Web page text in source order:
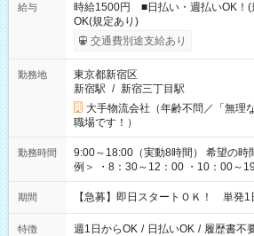
給与
時給1500円 ■日払い・週払いOK！
OK(規定あり)
交通費別途支給あり
勤務地
東京都新宿区
新宿駅 / 新宿三丁目駅
大手物流会社（年齢不問／「無理
職場です！）
勤務時間
9:00～18:00（実動8時間） 希望の時間帯を選べます！ ＜シフト
例＞ ・8：30～12：00 ・10：00～
・13：00～22：00 ・22：00～翌6
期間 【急募】即日スタートＯＫ！ 単発1
特徴 週1日からOK / 日払いOK / 履歴書不